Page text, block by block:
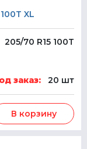
XL
205/70 R15 100T
заказ: 20 шт
В корзину